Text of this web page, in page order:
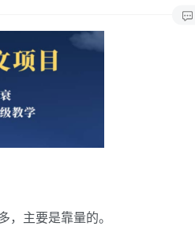
主要是靠量的。